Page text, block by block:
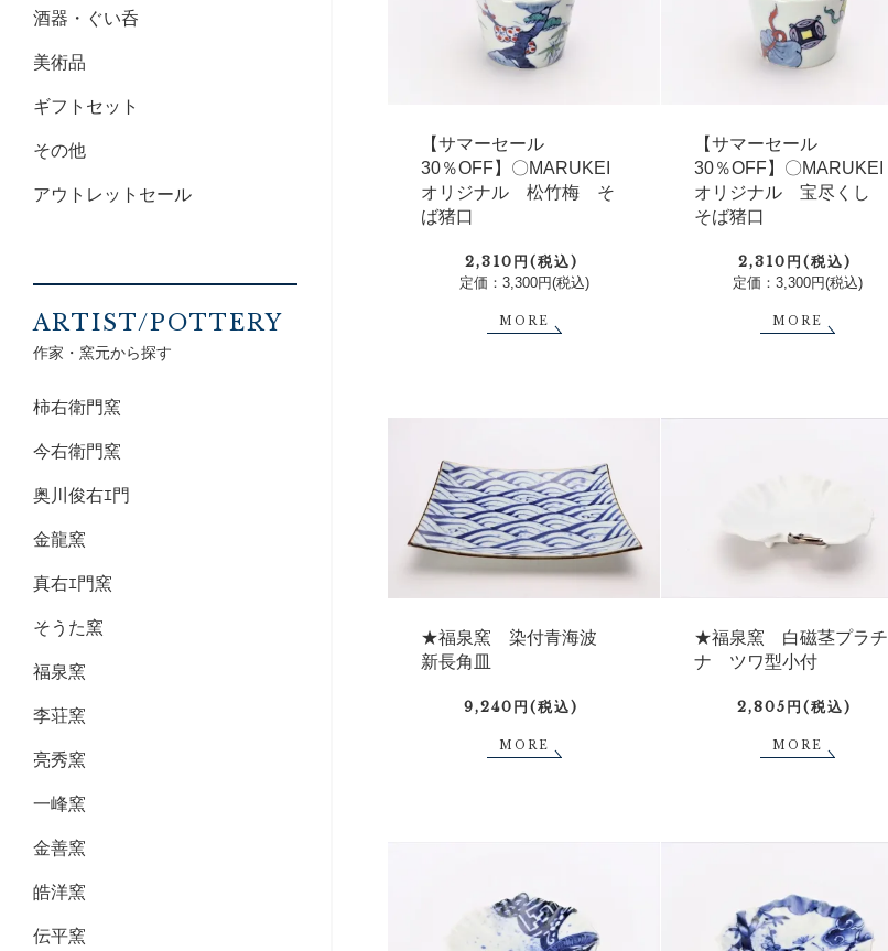
【サマーセール
30％OFF】〇MARUKEI
オリジナル 松竹梅 そ
ば猪口
2,310円(税込)
定価：3,300円(税込)
MORE
【サマーセール
30％OFF】〇MARUKEI
オリジナル 宝尽くし
そば猪口
2,310円(税込)
定価：3,300円(税込)
MORE
★福泉窯 染付青海波
新長角皿
9,240円(税込)
MORE
★福泉窯 白磁茎プラチ
ナ ツワ型小付
2,805円(税込)
MORE
酒器・ぐい呑
美術品
ギフトセット
その他
アウトレットセール
ARTIST/POTTERY
作家・窯元から探す
柿右衛門窯
今右衛門窯
奥川俊右ｴ門
金龍窯
真右ｴ門窯
そうた窯
福泉窯
李荘窯
亮秀窯
一峰窯
金善窯
皓洋窯
伝平窯